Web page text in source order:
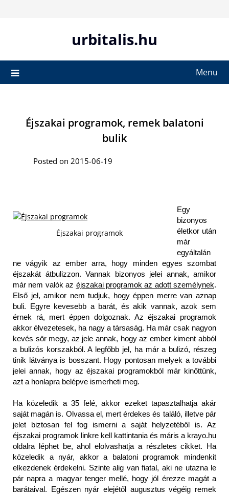
urbitalis.hu
Menu
Éjszakai programok, remek balatoni
bulik
Posted on 2015-06-19
Éjszakai programok
Egy
bizonyos
életkor után
már
egyáltalán
ne vágyik az ember arra, hogy minden egyes szombat
éjszakát átbulizzon. Vannak bizonyos jelei annak, amikor
már nem valók az éjszakai programok az adott személynek.
Első jel, amikor nem tudjuk, hogy éppen merre van aznap
buli. Egyre kevesebb a barát, és akik vannak, azok sem
érnek rá, mert éppen dolgoznak. Az éjszakai programok
akkor élvezetesek, ha nagy a társaság. Ha már csak nagyon
kevés sör megy, az jele annak, hogy az ember kiment abból
a bulizós korszakból. A legfőbb jel, ha már a bulizó, részeg
tinik látványa is bosszant. Hogy pontosan melyek a további
jelei annak, hogy az éjszakai programokból már kinőttünk,
azt a honlapra belépve ismerheti meg.
Ha közeledik a 35 felé, akkor ezeket tapasztalhatja akár
saját magán is. Olvassa el, mert érdekes és találó, illetve pár
jelet biztosan fel fog ismerni a saját helyzetéből is. Az
éjszakai programok linkre kell kattintania és máris a krayo.hu
oldalra léphet be, ahol elolvashatja a részletes cikket. Ha
közeledik a nyár, akkor a balatoni programok mindenkit
elkezdenek érdekelni. Szinte alig van fiatal, aki ne utazna le
pár napra a magyar tenger mellé, hogy jól érezze magát a
barátaival. Egészen nyár elejétől augusztus végéig remek